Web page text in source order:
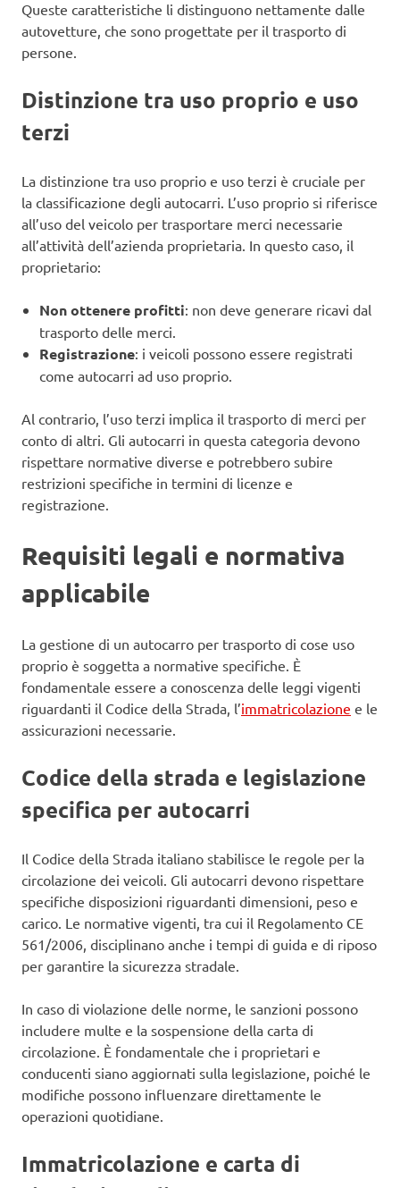
Queste caratteristiche li distinguono nettamente dalle
autovetture, che sono progettate per il trasporto di
persone.
Distinzione tra uso proprio e uso
terzi
La distinzione tra uso proprio e uso terzi è cruciale per
la classificazione degli autocarri. L’uso proprio si riferisce
all’uso del veicolo per trasportare merci necessarie
all’attività dell’azienda proprietaria. In questo caso, il
proprietario:
Non ottenere profitti: non deve generare ricavi dal
trasporto delle merci.
Registrazione: i veicoli possono essere registrati
come autocarri ad uso proprio.
Al contrario, l’uso terzi implica il trasporto di merci per
conto di altri. Gli autocarri in questa categoria devono
rispettare normative diverse e potrebbero subire
restrizioni specifiche in termini di licenze e
registrazione.
Requisiti legali e normativa
applicabile
La gestione di un autocarro per trasporto di cose uso
proprio è soggetta a normative specifiche. È
fondamentale essere a conoscenza delle leggi vigenti
riguardanti il Codice della Strada, l’immatricolazione e le
assicurazioni necessarie.
Codice della strada e legislazione
specifica per autocarri
Il Codice della Strada italiano stabilisce le regole per la
circolazione dei veicoli. Gli autocarri devono rispettare
specifiche disposizioni riguardanti dimensioni, peso e
carico. Le normative vigenti, tra cui il Regolamento CE
561/2006, disciplinano anche i tempi di guida e di riposo
per garantire la sicurezza stradale.
In caso di violazione delle norme, le sanzioni possono
includere multe e la sospensione della carta di
circolazione. È fondamentale che i proprietari e
conducenti siano aggiornati sulla legislazione, poiché le
modifiche possono influenzare direttamente le
operazioni quotidiane.
Immatricolazione e carta di